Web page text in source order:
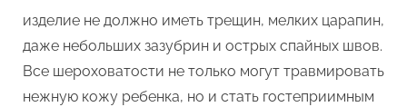
изделие не должно иметь трещин, мелких царапин,
даже небольших зазубрин и острых спайных швов.
Все шероховатости не только могут травмировать
нежную кожу ребенка, но и стать гостеприимным